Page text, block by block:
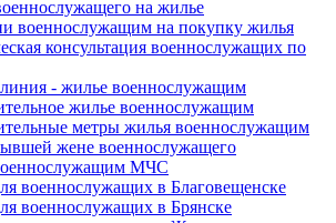
на жилье
военнослужащим на покупку жилья
консультация военнослужащих по
линия - жилье военнослужащим
жилье военнослужащим
метры жилья военнослужащим
жене военнослужащего
МЧС
военнослужащих в Благовещенске
военнослужащих в Брянске